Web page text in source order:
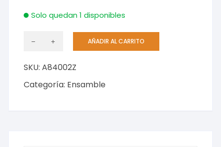
Solo quedan 1 disponibles
Ventilador
con
Rodamiento
AÑADIR AL CARRITO
SKU:A84002Z
Categoría: Ensamble